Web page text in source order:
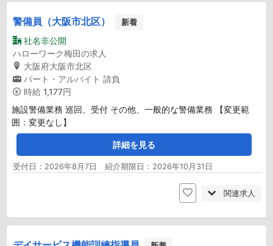
警備員（大阪市北区） 新着
社名非公開
ハローワーク梅田の求人
大阪府大阪市北区
パート・アルバイト 請負
時給 1,177円
施設警備業務 巡回、受付 その他、一般的な警備業務 【変更範
囲：変更なし】
詳細を見る
受付日：2026年8月7日 紹介期限日：2026年10月31日
関連求人